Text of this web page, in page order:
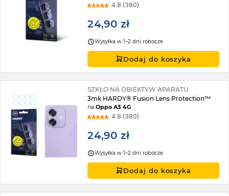
4.8 (380)
24,90 zł
Wysyłka w 1–2 dni robocze
Dodaj do koszyka
SZKŁO NA OBIEKTYW APARATU
3mk HARDY® Fusion Lens Protection™
naOppo A3 4G
4.8 (380)
24,90 zł
Wysyłka w 1–2 dni robocze
Dodaj do koszyka